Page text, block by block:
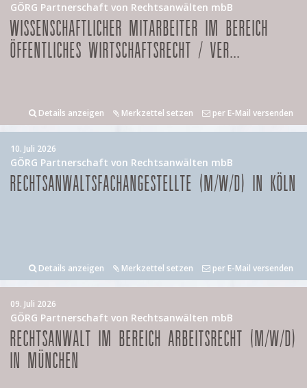
GÖRG Partnerschaft von Rechtsanwälten mbB
WISSENSCHAFTLICHER MITARBEITER IM BEREICH
ÖFFENTLICHES WIRTSCHAFTSRECHT / VER...
Details anzeigen Merkzettel setzen per E-Mail versenden
10. Juli 2026
GÖRG Partnerschaft von Rechtsanwälten mbB
RECHTSANWALTSFACHANGESTELLTE (M/W/D) IN KÖLN
Details anzeigen Merkzettel setzen per E-Mail versenden
09. Juli 2026
GÖRG Partnerschaft von Rechtsanwälten mbB
RECHTSANWALT IM BEREICH ARBEITSRECHT (M/W/D)
IN MÜNCHEN